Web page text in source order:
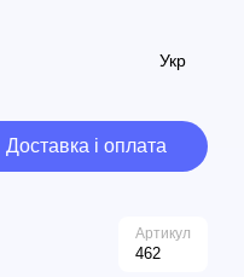
Укр
Доставка і оплата
Артикул
462